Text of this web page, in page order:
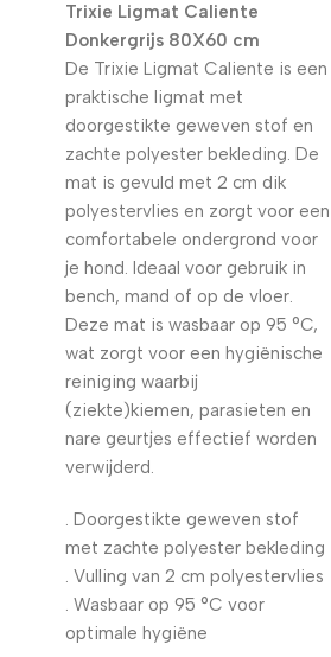
Trixie Ligmat Caliente
Donkergrijs 80X60 cm
De Trixie Ligmat Caliente is een
praktische ligmat met
doorgestikte geweven stof en
zachte polyester bekleding. De
mat is gevuld met 2 cm dik
polyestervlies en zorgt voor een
comfortabele ondergrond voor
je hond. Ideaal voor gebruik in
bench, mand of op de vloer.
Deze mat is wasbaar op 95 °C,
wat zorgt voor een hygiënische
reiniging waarbij
(ziekte)kiemen, parasieten en
nare geurtjes effectief worden
verwijderd.
. Doorgestikte geweven stof
met zachte polyester bekleding
. Vulling van 2 cm polyestervlies
. Wasbaar op 95 °C voor
optimale hygiëne